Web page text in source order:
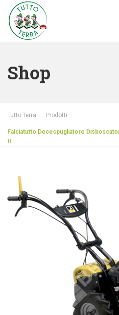
Shop
Tutto Terra Prodotti
Falciatutto Decespugliatore
H